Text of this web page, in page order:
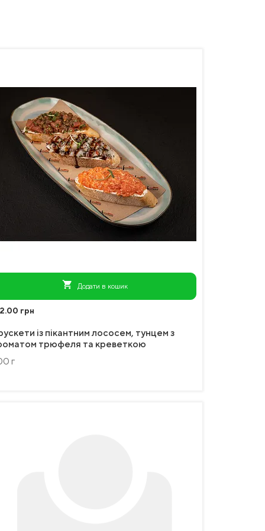
shopping_cart Додати в кошик
грн
із пікантним лососем, тунцем з
трюфеля та креветкою
г